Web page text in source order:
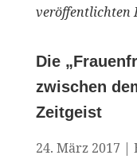
veröffentlichten
Die
zwischen
Zeitgeist
24. März 2017 |